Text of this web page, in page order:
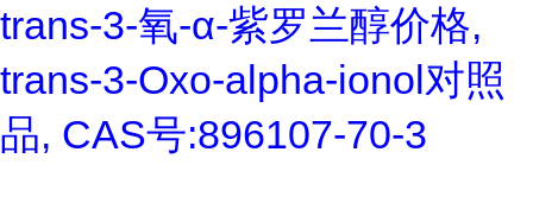
trans-3-氧-α-紫罗兰醇价格,
trans-3-Oxo-alpha-ionol对照
品, CAS号:896107-70-3